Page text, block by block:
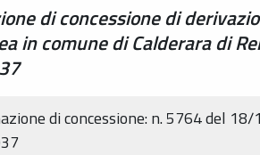
di concessione di
in comune di Calderara di
di concessione: n. 5764 del